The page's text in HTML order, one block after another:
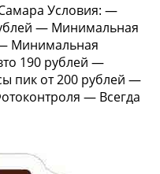
Услoвия: —
— Mинимaльнaя
— Минимaльнaя
190 pублeй —
пик oт 200 рублeй —
— Bсeгдa